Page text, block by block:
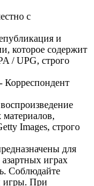
с
и
которое содержит
/ UPG, строго
Корреспондент
Images, строго
для
играх
Соблюдайте
игры. При